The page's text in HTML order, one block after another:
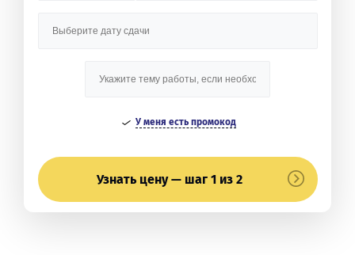
У меня есть промокод
Узнать цену — шаг 1 из 2